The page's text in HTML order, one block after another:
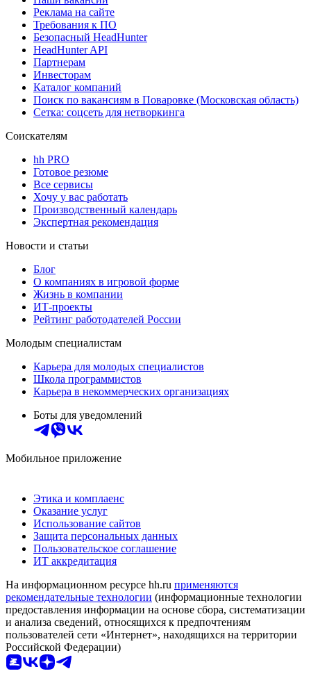
Реклама на сайте
Требования к ПО
Безопасный HeadHunter
HeadHunter API
Партнерам
Инвесторам
Каталог компаний
Поиск по вакансиям в Поваровке (Московская область)
Сетка: соцсеть для нетворкинга
Соискателям
hh PRO
Готовое резюме
Все сервисы
Хочу у вас работать
Производственный календарь
Экспертная рекомендация
Новости и статьи
Блог
О компаниях в игровой форме
Жизнь в компании
ИТ-проекты
Рейтинг работодателей России
Молодым специалистам
Карьера для молодых специалистов
Школа программистов
Карьера в некоммерческих организациях
Боты для уведомлений
Мобильное приложение
Этика и комплаенс
Оказание услуг
Использование сайтов
Защита персональных данных
Пользовательское соглашение
ИТ аккредитация
На информационном ресурсе hh.ru применяются
рекомендательные технологии (информационные технологии
предоставления информации на основе сбора, систематизации
и анализа сведений, относящихся к предпочтениям
пользователей сети «Интернет», находящихся на территории
Российской Федерации)